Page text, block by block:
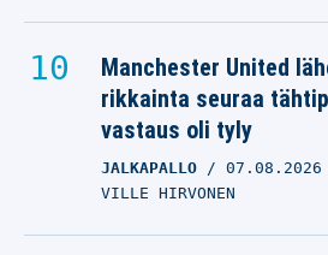
Manchester United
rikkainta seuraa
vastaus oli tyly
JALKAPALLO 07.08.2026
VILLE HIRVONEN